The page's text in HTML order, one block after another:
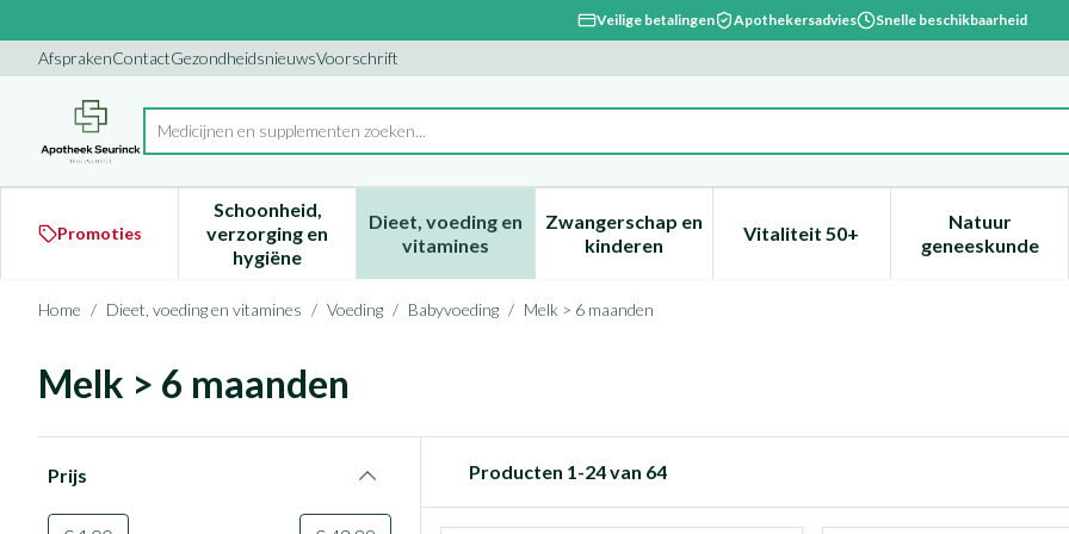
Veilige betalingen Apothekersadvies Snelle beschikbaarheid
AfsprakenContactGezondheidsnieuwsVoorschrift
Product, merk, categorie...
M
Promoties
Schoonheid,
verzorging en
hygiëne
Toon submenu voor Schoonheid, verzorging en hygiëne categorie
Dieet, voeding en
vitaminesToon submenu voor Dieet, voeding en vitamines categorie
Zwangerschap en
kinderenToon submenu voor Zwangerschap en kinderen
Vitaliteit 50+Toon submenu voor Vitaliteit
Natuur
geneeskunde
Toon
Home / Dieet, voeding en vitamines / Voeding / Babyvoeding / Melk > 6 maanden
Melk > 6 maanden
Prijs
Producten 1-24van 64